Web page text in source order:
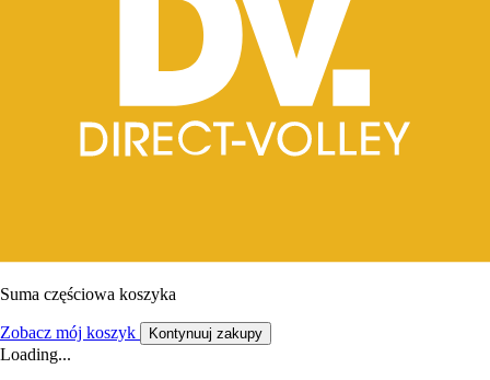
Suma częściowa koszyka
Zobacz mój koszyk Kontynuuj zakupy
Loading...